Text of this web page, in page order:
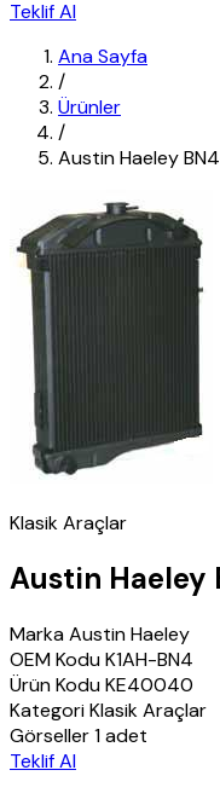
Teklif Al
Ana Sayfa
/
Ürünler
/
Austin Haeley
Klasik Araçlar
Austin Haeley
MarkaAustin Haeley
OEM KoduK1AH-BN4
Ürün KoduKE40040
KategoriKlasik Araçlar
Görseller1 adet
Teklif Al